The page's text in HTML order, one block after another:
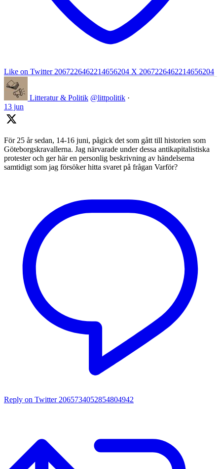
Like on Twitter 2067226462214656204 X 2067226462214656204
Litteratur & Politik @littpolitik ·
13 jun
För 25 år sedan, 14-16 juni, pågick det som gått till historien som
Göteborgskravallerna. Jag närvarade under dessa antikapitalistiska
protester och ger här en personlig beskrivning av händelserna
samtidigt som jag försöker hitta svaret på frågan Varför?
Reply on Twitter 2065734052854804942